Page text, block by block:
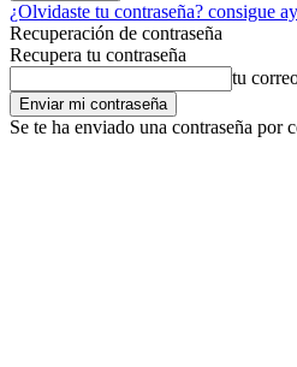
¿Olvidaste tu contraseña? consigue
Recuperación de contraseña
Recupera tu contraseña
tu
Se te ha enviado una contraseña por